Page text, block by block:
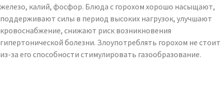
железо, калий, фосфор. Блюда с горохом хорошо насыщают,
поддерживают силы в период высоких нагрузок, улучшают
кровоснабжение, снижают риск возникновения
гипертонической болезни. Злоупотреблять горохом не стоит
из-за его способности стимулировать газообразование.